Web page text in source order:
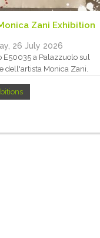
Zani Exhibition
26 July 2026
a Palazzuolo sul
dell'artista Monica Zani.